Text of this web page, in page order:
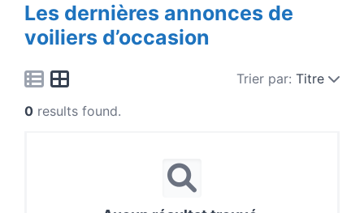
Les dernières annonces de
voiliers d’occasion
Trier par: Titre
0 results found.